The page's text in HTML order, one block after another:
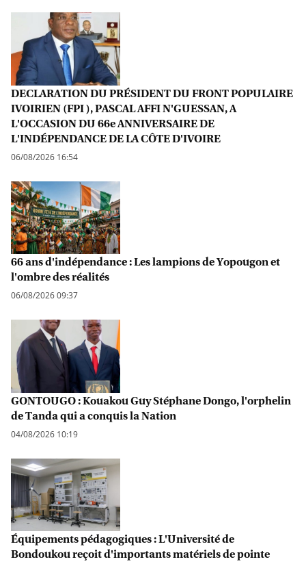
DECLARATION DU PRÉSIDENT DU FRONT POPULAIRE
IVOIRIEN (FPI ), PASCAL AFFI N'GUESSAN, A
L'OCCASION DU 66e ANNIVERSAIRE DE
L'INDÉPENDANCE DE LA CÔTE D'IVOIRE
06/08/2026 16:54
66 ans d'indépendance : Les lampions de Yopougon et
l'ombre des réalités
06/08/2026 09:37
GONTOUGO : Kouakou Guy Stéphane Dongo, l'orphelin
de Tanda qui a conquis la Nation
04/08/2026 10:19
Équipements pédagogiques : L'Université de
Bondoukou reçoit d'importants matériels de pointe